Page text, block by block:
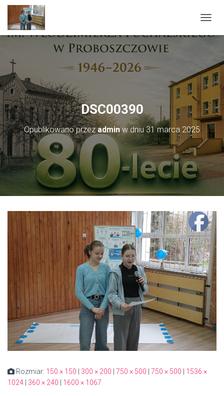
DSC00390
Opublikowano przezadminw dniu31 marca 2025
Rozmiar: 150 × 150 300 × 200 750 × 500 750 × 500
1536 ×
1024
360 × 240 1600 × 1067